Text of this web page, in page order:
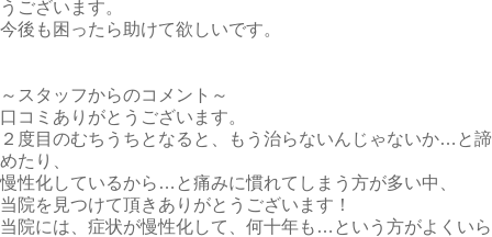
うございます。
今後も困ったら助けて欲しいです。
～スタッフからのコメント～
口コミありがとうございます。
２度目のむちうちとなると、もう治らないんじゃないか…と諦
めたり、
慢性化しているから…と痛みに慣れてしまう方が多い中、
当院を見つけて頂きありがとうございます！
当院には、症状が慢性化して、何十年も…という方がよくいら